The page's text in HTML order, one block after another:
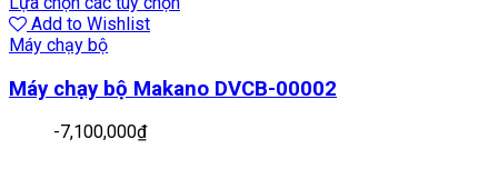
Add to Wishlist
Máy chạy bộ
Máy chạy bộ Makano DVCB-00002
-7,100,000₫